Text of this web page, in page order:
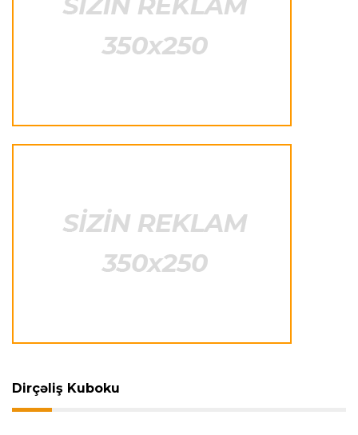
PSJ “Mançester Yunayted”lə heç-heçə etdi
“Barselona”nın sabiq futbolçusu karyerasını
“Barselona”ya keçidinə razı salmaq istəyir
Dirçəliş Kuboku